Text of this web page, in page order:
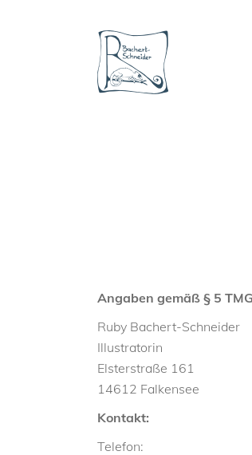
Angaben gemäß § 5
Ruby Bachert-Schneider
Illustratorin
Elsterstraße 161
14612 Falkensee
Kontakt:
Telefon: